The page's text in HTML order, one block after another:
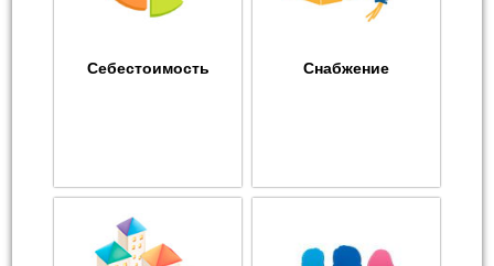
Себестоимость Снабжение